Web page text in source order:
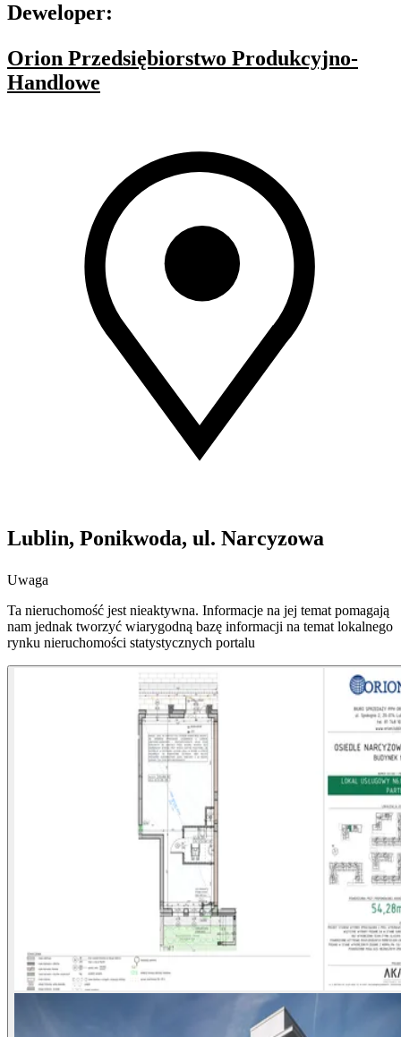
Deweloper:
Orion Przedsiębiorstwo Produkcyjno-
Handlowe
Lublin, Ponikwoda, ul. Narcyzowa
Uwaga
Ta nieruchomość jest nieaktywna. Informacje na jej temat pomagają
nam jednak tworzyć wiarygodną bazę informacji na temat lokalnego
rynku nieruchomości statystycznych portalu